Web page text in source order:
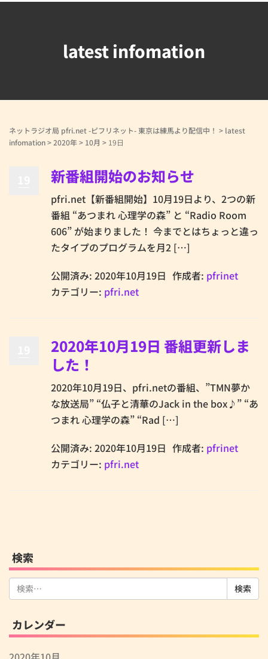
latest infomation
ネットラジオ局 pfri.net -ピフリネット- 東京は練馬より配信中！ > latest
infomation>2020年> 10月 > 19日
新番組開始のお知らせ
pfri.net【新番組開始】10月19日より、2つの新
番組 “あつまれ 心理学の森” と “Radio Room
606” が始まりました！ 今までとはちょっと違っ
たタイプのプログラムを月2 […]
公開済み: 2020年10月19日 作成者: pfrinet
カテゴリー: pfri.net
2020年10月19日 番組更新しま
した！
2020年10月19日、pfri.netの番組、”TMN夢か
な放送局” “仏子と清華のJack in the box♪” “あ
つまれ 心理学の森” “Rad […]
公開済み: 2020年10月19日 作成者: pfrinet
カテゴリー: pfri.net
検索
検
索:
カレンダー